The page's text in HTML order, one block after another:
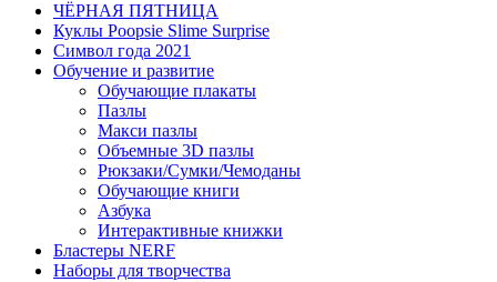
ЧЁРНАЯ ПЯТНИЦА
Куклы Poopsie Slime Surprise
Символ года 2021
Обучение и развитие
Обучающие плакаты
Пазлы
Макси пазлы
Объемные 3D пазлы
Рюкзаки/Сумки/Чемоданы
Обучающие книги
Азбука
Интерактивные книжки
Бластеры NERF
Наборы для творчества